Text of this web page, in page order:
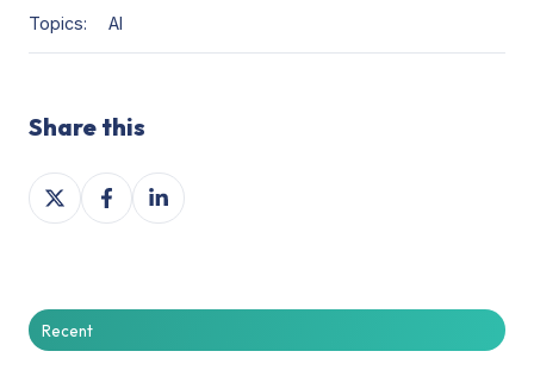
Topics: AI
Share this
Share
on
Share
on
Share
on
Recent